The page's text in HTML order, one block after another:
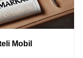
Mobil